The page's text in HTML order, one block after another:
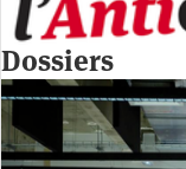
Dossiers